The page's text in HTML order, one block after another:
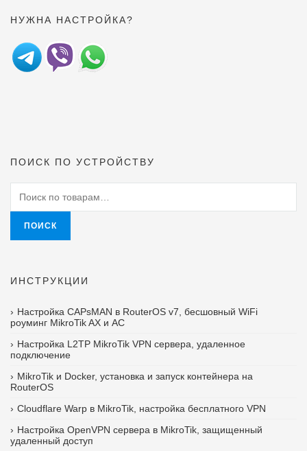
НУЖНА НАСТРОЙКА?
ПОИСК ПО УСТРОЙСТВУ
ПОИСК
ИНСТРУКЦИИ
Настройка CAPsMAN в RouterOS v7, бесшовный WiFi
роуминг MikroTik AX и AC
Настройка L2TP MikroTik VPN сервера, удаленное
подключение
MikroTik и Docker, установка и запуск контейнера на
RouterOS
Cloudflare Warp в MikroTik, настройка бесплатного VPN
Настройка OpenVPN сервера в MikroTik, защищенный
удаленный доступ